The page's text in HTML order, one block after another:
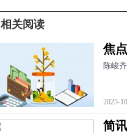
相关阅读
焦
陈峻
2025-
简